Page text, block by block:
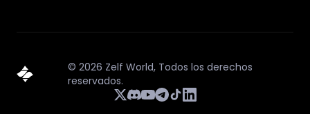
©2026 Zelf World, Todos los derechos
reservados.